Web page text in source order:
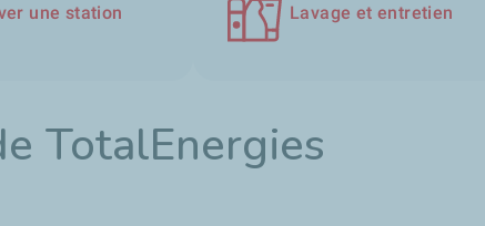
une station Lavage et entretien
TotalEnergies